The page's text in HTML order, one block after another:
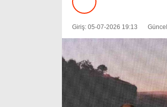
Giriş: 05-07-2026 19:13